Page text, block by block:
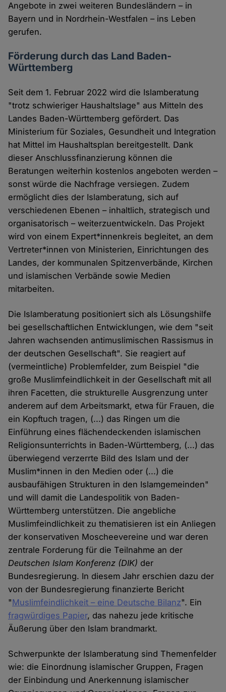
Angebote in zwei weiteren Bundesländern – in
Bayern und in Nordrhein-Westfalen – ins Leben
gerufen.
Förderung durch das Land Baden-
Württemberg
Seit dem 1. Februar 2022 wird die Islamberatung
"trotz schwieriger Haushaltslage" aus Mitteln des
Landes Baden-Württemberg gefördert. Das
Ministerium für Soziales, Gesundheit und Integration
hat Mittel im Haushaltsplan bereitgestellt. Dank
dieser Anschlussfinanzierung können die
Beratungen weiterhin kostenlos angeboten werden –
sonst würde die Nachfrage versiegen. Zudem
ermöglicht dies der Islamberatung, sich auf
verschiedenen Ebenen – inhaltlich, strategisch und
organisatorisch – weiterzuentwickeln. Das Projekt
wird von einem Expert*innenkreis begleitet, an dem
Vertreter*innen von Ministerien, Einrichtungen des
Landes, der kommunalen Spitzenverbände, Kirchen
und islamischen Verbände sowie Medien
mitarbeiten.
Die Islamberatung positioniert sich als Lösungshilfe
bei gesellschaftlichen Entwicklungen, wie dem "seit
Jahren wachsenden antimuslimischen Rassismus in
der deutschen Gesellschaft". Sie reagiert auf
(vermeintliche) Problemfelder, zum Beispiel "die
große Muslimfeindlichkeit in der Gesellschaft mit all
ihren Facetten, die strukturelle Ausgrenzung unter
anderem auf dem Arbeitsmarkt, etwa für Frauen, die
ein Kopftuch tragen, (...) das Ringen um die
Einführung eines flächendeckenden islamischen
Religionsunterrichts in Baden-Württemberg, (...) das
überwiegend verzerrte Bild des Islam und der
Muslim*innen in den Medien oder (...) die
ausbaufähigen Strukturen in den Islamgemeinden"
und will damit die Landespolitik von Baden-
Württemberg unterstützen. Die angebliche
Muslimfeindlichkeit zu thematisieren ist ein Anliegen
der konservativen Moscheevereine und war deren
zentrale Forderung für die Teilnahme an der
Deutschen Islam Konferenz (DIK) der
Bundesregierung. In diesem Jahr erschien dazu der
von der Bundesregierung finanzierte Bericht
"Muslimfeindlichkeit – eine Deutsche Bilanz". Ein
fragwürdiges Papier, das nahezu jede kritische
Äußerung über den Islam brandmarkt.
Schwerpunkte der Islamberatung sind Themenfelder
wie: die Einordnung islamischer Gruppen, Fragen
der Einbindung und Anerkennung islamischer